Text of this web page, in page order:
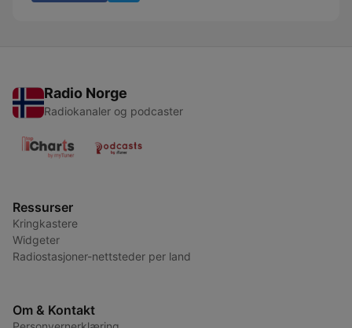
Radio Norge
Radiokanaler og podcaster
Ressurser
Kringkastere
Widgeter
Radiostasjoner-nettsteder per land
Om & Kontakt